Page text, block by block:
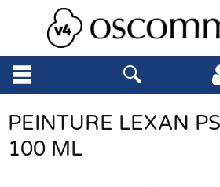
PEINTURE LEXAN
100 ML